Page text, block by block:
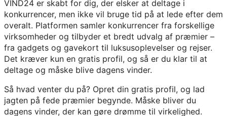
VIND24 er skabt for dig, der elsker at deltage i
konkurrencer, men ikke vil bruge tid på at lede efter dem
overalt. Platformen samler konkurrencer fra forskellige
virksomheder og tilbyder et bredt udvalg af præmier –
fra gadgets og gavekort til luksusoplevelser og rejser.
Det kræver kun en gratis profil, og så er du klar til at
deltage og måske blive dagens vinder.
Så hvad venter du på? Opret din gratis profil, og lad
jagten på fede præmier begynde. Måske bliver du
dagens vinder, der kan gøre drømme til virkelighed.